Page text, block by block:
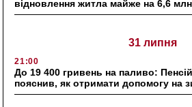
відновлення житла майже на 6,6
31 липня
21:00
До 19 400 гривень на паливо:
пояснив, як отримати допомогу на